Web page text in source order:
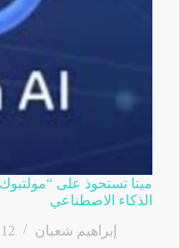
ميتا تستحوذ على
الذكاء الاصطناعي
إبراهيم شعبان
12 مارس, 2026